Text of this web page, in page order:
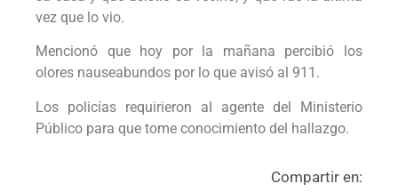
vez que lo vio.
Mencionó que hoy por la mañana percibió los
olores nauseabundos por lo que avisó al 911.
Los policías requirieron al agente del Ministerio
Público para que tome conocimiento del hallazgo.
Compartir en: